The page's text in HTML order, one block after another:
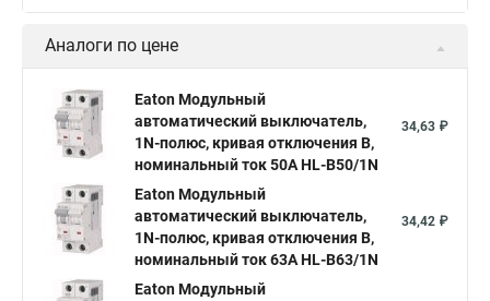
Аналоги по цене
Eaton Модульный
автоматический выключатель,
1N-полюс, кривая отключения B,
номинальный ток 50А HL-B50/1N
34,63 ₽
Eaton Модульный
автоматический выключатель,
1N-полюс, кривая отключения B,
номинальный ток 63А HL-B63/1N
34,42 ₽
Eaton Модульный